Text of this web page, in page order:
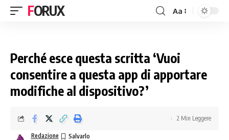
FORUX Aa
Perché esce questa scritta ‘Vuoi
consentire a questa app di apportare
modifiche al dispositivo?’
Redazione
2 Min Leggere